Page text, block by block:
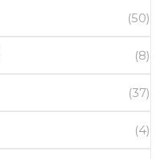
(50)
(8)
(37)
(4)